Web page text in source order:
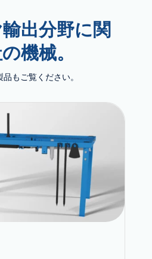
出分野に関
機械。
もご覧ください。